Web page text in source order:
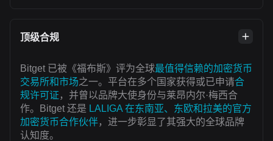
顶级合规
Bitget 已被《福布斯》评为全球最值得信赖的加密货币
交易所和市场之一。平台在多个国家获得或已申请合
规许可证 ，并曾以品牌大使身份与莱昂内尔·梅西合
作。Bitget 还是 LALIGA 在东南亚、东欧和拉美的官方
加密货币合作伙伴，进一步彰显了其强大的全球品牌
认知度。